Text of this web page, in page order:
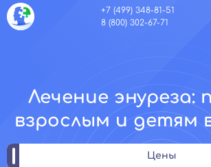
+7 (499) 348-81-51
8 (800) 302-67-71
Лечение энуреза:
взрослым и детям
Цены